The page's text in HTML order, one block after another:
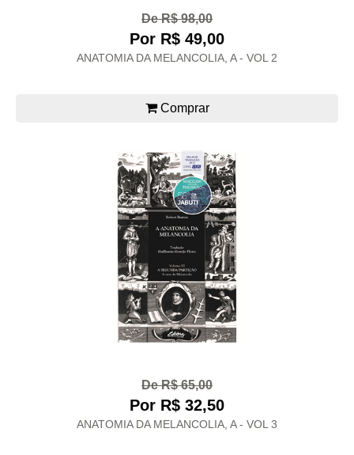
De R$ 98,00
Por R$ 49,00
ANATOMIA DA MELANCOLIA, A - VOL 2
Comprar
De R$ 65,00
Por R$ 32,50
ANATOMIA DA MELANCOLIA, A - VOL 3